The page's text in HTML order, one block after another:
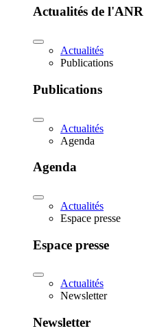
Actualités de l'ANR
Actualités
Publications
Publications
Actualités
Agenda
Agenda
Actualités
Espace presse
Espace presse
Actualités
Newsletter
Newsletter